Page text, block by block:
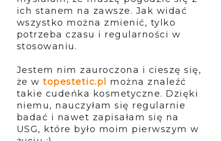
ich stanem na zawsze. Jak widać
wszystko można zmienić, tylko
potrzeba czasu i regularności w
stosowaniu.
Jestem nim zauroczona i cieszę się,
że wtopestetic.pl
można znaleźć
takie cudeńka kosmetyczne. Dzięki
niemu, nauczyłam się regularnie
badać i nawet zapisałam się na
USG, które było moim pierwszym w